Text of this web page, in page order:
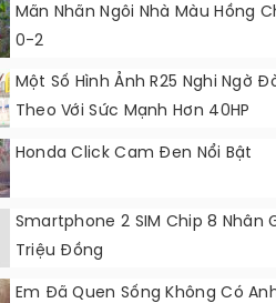
Mãn Nhãn Ngôi Nhà Màu Hồng
0-2
Một Số Hình Ảnh R25 Nghi Ngờ
Theo Với Sức Mạnh Hơn 40HP
Honda Click Cam Đen Nổi Bật
Smartphone 2 SIM Chip 8 Nhân
Triệu Đồng
Em Đã Quen Sống Không Có